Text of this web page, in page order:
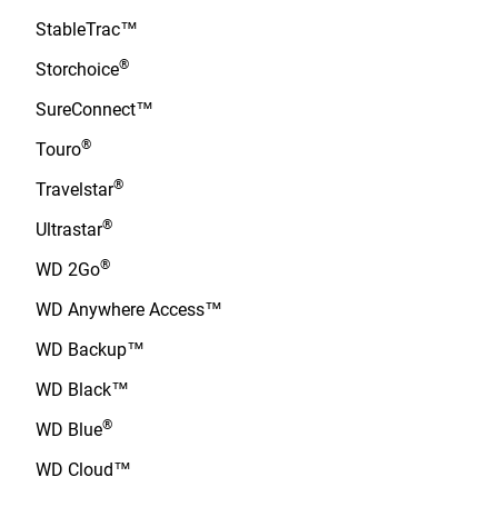
StableTrac™
Storchoice®
SureConnect™
Touro®
Travelstar®
Ultrastar®
WD 2Go®
WD Anywhere Access™
WD Backup™
WD Black™
WD Blue®
WD Cloud™